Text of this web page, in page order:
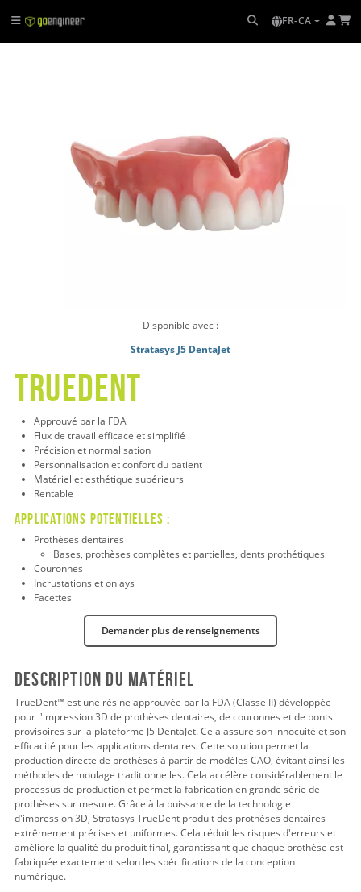
FR-CA
Disponible avec :
Stratasys J5 DentaJet
TrueDent
Approuvé par la FDA
Flux de travail efficace et simplifié
Précision et normalisation
Personnalisation et confort du patient
Matériel et esthétique supérieurs
Rentable
Applications potentielles :
Prothèses dentaires
Bases, prothèses complètes et partielles, dents prothétiques
Couronnes
Incrustations et onlays
Facettes
Demander plus de renseignements
Description du matériel
TrueDent™ est une résine approuvée par la FDA (Classe II) développée
pour l'impression 3D de prothèses dentaires, de couronnes et de ponts
provisoires sur la plateforme J5 DentaJet. Cela assure son innocuité et son
efficacité pour les applications dentaires. Cette solution permet la
production directe de prothèses à partir de modèles CAO, évitant ainsi les
méthodes de moulage traditionnelles. Cela accélère considérablement le
processus de production et permet la fabrication en grande série de
prothèses sur mesure. Grâce à la puissance de la technologie
d'impression 3D, Stratasys TrueDent produit des prothèses dentaires
extrêmement précises et uniformes. Cela réduit les risques d'erreurs et
améliore la qualité du produit final, garantissant que chaque prothèse est
fabriquée exactement selon les spécifications de la conception
numérique.